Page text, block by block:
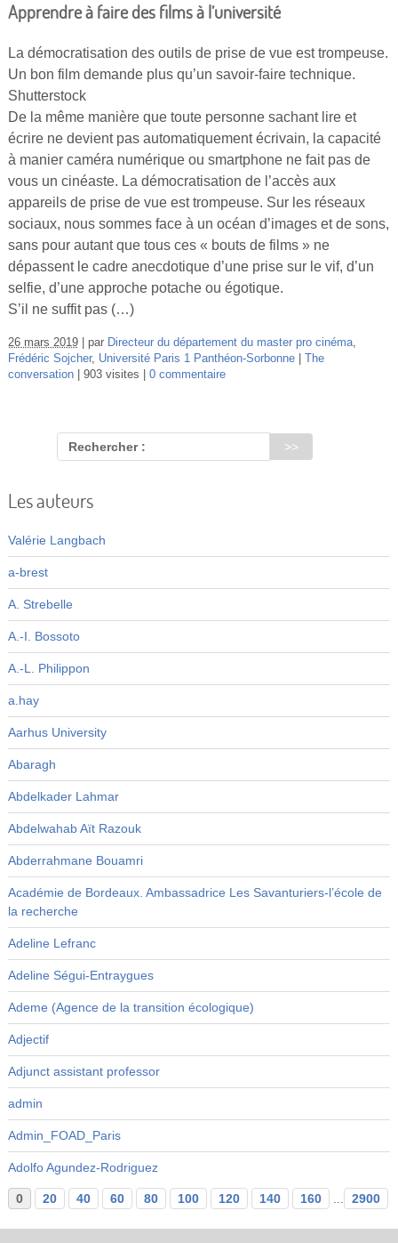
Apprendre à faire des films à l’université
La démocratisation des outils de prise de vue est trompeuse.
Un bon film demande plus qu’un savoir-faire technique.
Shutterstock
De la même manière que toute personne sachant lire et
écrire ne devient pas automatiquement écrivain, la capacité
à manier caméra numérique ou smartphone ne fait pas de
vous un cinéaste. La démocratisation de l’accès aux
appareils de prise de vue est trompeuse. Sur les réseaux
sociaux, nous sommes face à un océan d’images et de sons,
sans pour autant que tous ces « bouts de films » ne
dépassent le cadre anecdotique d’une prise sur le vif, d’un
selfie, d’une approche potache ou égotique.
S’il ne suffit pas (…)
26 mars 2019 par Directeur du département du master pro cinéma,
Frédéric Sojcher, Université Paris 1 Panthéon-Sorbonne
The
conversation
903 visites 0 commentaire
Rechercher :
Les auteurs
Valérie Langbach
a-brest
A. Strebelle
A.-I. Bossoto
A.-L. Philippon
a.hay
Aarhus University
Abaragh
Abdelkader Lahmar
Abdelwahab Aït Razouk
Abderrahmane Bouamri
Académie de Bordeaux. Ambassadrice Les Savanturiers-l’école de
la recherche
Adeline Lefranc
Adeline Ségui-Entraygues
Ademe (Agence de la transition écologique)
Adjectif
Adjunct assistant professor
admin
Admin_FOAD_Paris
Adolfo Agundez-Rodriguez
0 20 40 60 80 100 120 140 160 ... 2900